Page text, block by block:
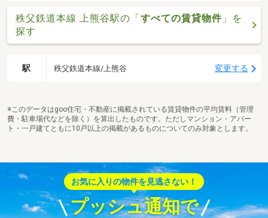
秩父鉄道本線 上熊谷駅の「すべての賃貸物件 」を
探す
駅 秩父鉄道本線/上熊谷 変更する
※このデータはgoo住宅・不動産に掲載されている賃貸物件の平均賃料（管理
費・駐車場代などを除く）を算出したものです。ただしマンション・アパー
ト・一戸建てともに10戸以上の掲載があるものについてのみ対象とします。
お気に入りの物件を見逃さない！
プッシュ通知で